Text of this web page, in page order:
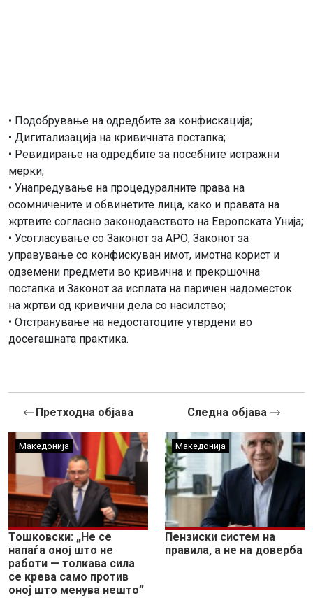
• Подобрување на одредбите за конфискација;
• Дигитализација на кривичната постапка;
• Ревидирање на одредбите за посебните истражни
мерки;
• Унапредување на процедуралните права на
осомничените и обвинетите лица, како и правата на
жртвите согласно законодавството на Европската Унија;
• Усогласување со Законот за АРО, Законот за
управување со конфискуван имот, имотна корист и
одземени предмети во кривична и прекршочна
постапка и Законот за исплата на паричен надоместок
на жртви од кривични дела со насилство;
• Отстранување на недостатоците утврдени во
досегашната практика.
Претходна објава
Македонија
Тошковски: „Не се
напаѓа оној што не
работи — толкава сила
се крева само против
оној што менува нешто”
Следна објава
Македонија
Пензиски систем на
правила, а не на доверба